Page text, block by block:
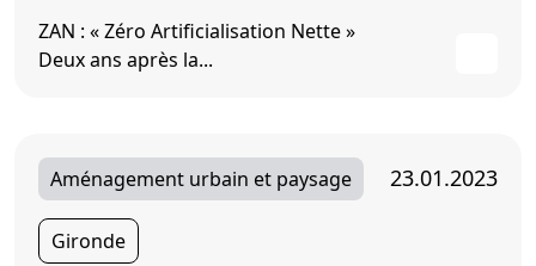
ZAN : « Zéro Artificialisation Nette »
Deux ans après la...
Aménagement urbain et paysage 23.01.2023
Gironde